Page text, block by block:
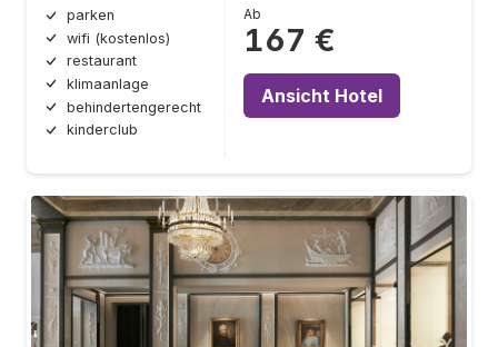
parken
wifi (kostenlos)
restaurant
klimaanlage
behindertengerecht
kinderclub
Ab
167 €
Ansicht Hotel